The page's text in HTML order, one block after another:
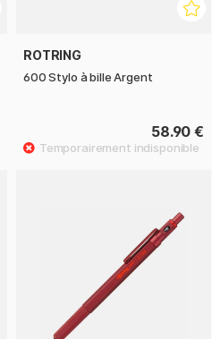
ROTRING
600 Stylo à bille Argent
58.90 €